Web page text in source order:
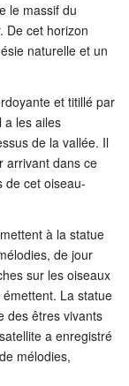
le massif du
De cet horizon
naturelle et un
et titillé par
a les ailes
de la vallée. Il
arrivant dans ce
de cet oiseau-
à la statue
de jour
sur les oiseaux
La statue
des êtres vivants
a enregistré
mélodies,